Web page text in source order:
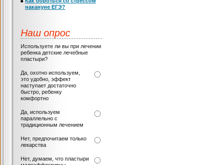
накануне ЕГЭ?
Наш опрос
Используете ли вы при лечении
ребенка детские лечебные
пластыри?
Да, охотно используем,
это удобно, эффект
наступает достаточно
быстро, ребенку
комфортно
Да, используем
параллельно с
традиционным лечением
Нет, предпочитаем только
лекарства
Нет, думаем, что пластыри